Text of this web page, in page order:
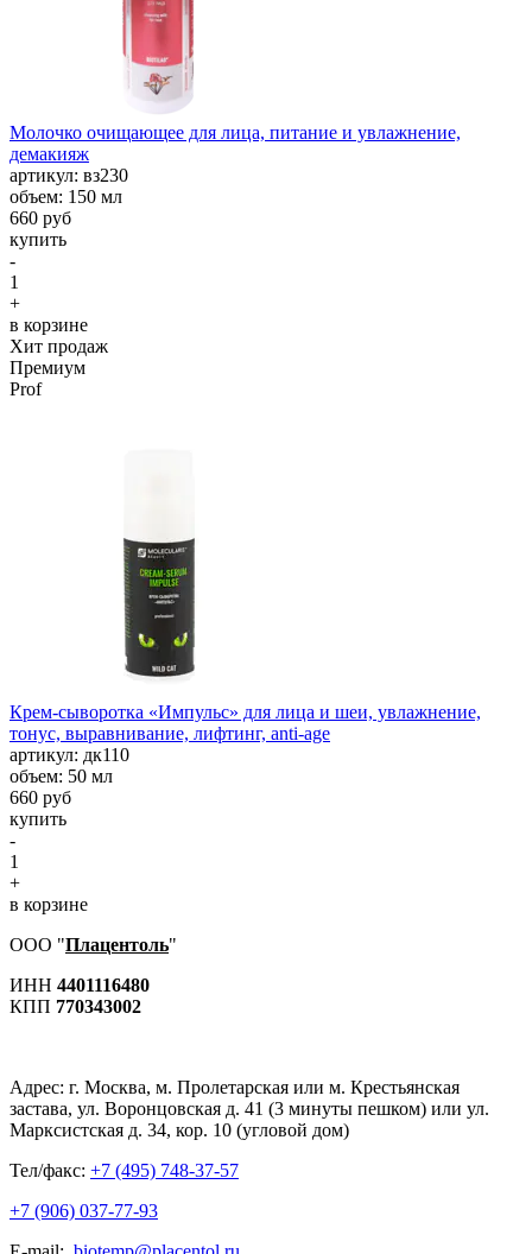
Молочко очищающее для лица, питание и увлажнение,
демакияж
aртикул: вз230
объем: 150 мл
660 руб
купить
-
1
+
в корзине
Хит продаж
Премиум
Prof
Крем-сыворотка «Импульс» для лица и шеи, увлажнение,
тонус, выравнивание, лифтинг, anti-age
aртикул: дк110
объем: 50 мл
660 руб
купить
-
1
+
в корзине
ООО "Плацентоль"
ИНН 4401116480
КПП 770343002
Адрес: г. Москва, м. Пролетарская или м. Крестьянская
застава, ул. Воронцовская д. 41 (3 минуты пешком) или ул.
Марксистская д. 34, кор. 10 (угловой дом)
Тел/факс: +7 (495) 748-37-57
+7 (906) 037-77-93